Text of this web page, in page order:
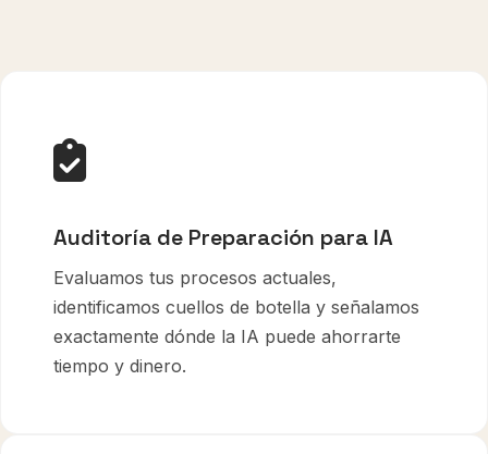
Auditoría de Preparación para IA
Evaluamos tus procesos actuales,
identificamos cuellos de botella y señalamos
exactamente dónde la IA puede ahorrarte
tiempo y dinero.